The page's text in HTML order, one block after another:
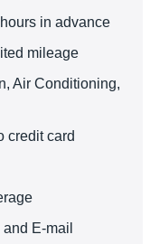
in advance
mileage
Air Conditioning,
credit card
E-mail